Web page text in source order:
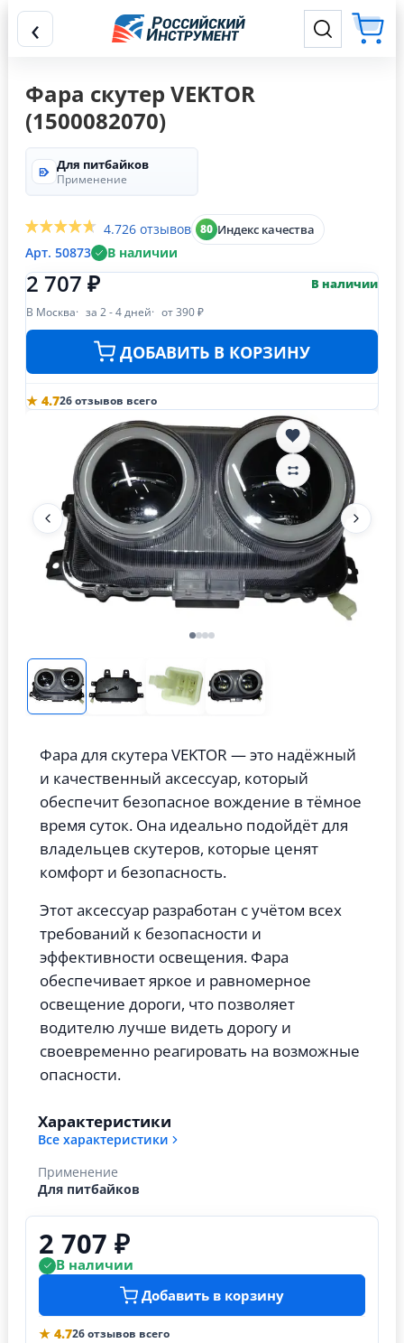
‹
Фара скутер VEKTOR
(1500082070)
Для питбайков
Применение
4.726 отзывов 80 Индекс качества
Арт. 50873 В наличии
2 707 ₽ В наличии
В Москва за 2 - 4 дней от 390 ₽
ДОБАВИТЬ В КОРЗИНУ
★ 4.726 отзывов всего
Фара для скутера VEKTOR — это надёжный
и качественный аксессуар, который
обеспечит безопасное вождение в тёмное
время суток. Она идеально подойдёт для
владельцев скутеров, которые ценят
комфорт и безопасность.
Этот аксессуар разработан с учётом всех
требований к безопасности и
эффективности освещения. Фара
обеспечивает яркое и равномерное
освещение дороги, что позволяет
водителю лучше видеть дорогу и
своевременно реагировать на возможные
опасности.
Характеристики
Все характеристики
Применение
Для питбайков
2 707 ₽
В наличии
Добавить в корзину
★ 4.726 отзывов всего